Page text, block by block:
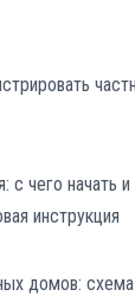
чего начать и
инструкция
домов: схема